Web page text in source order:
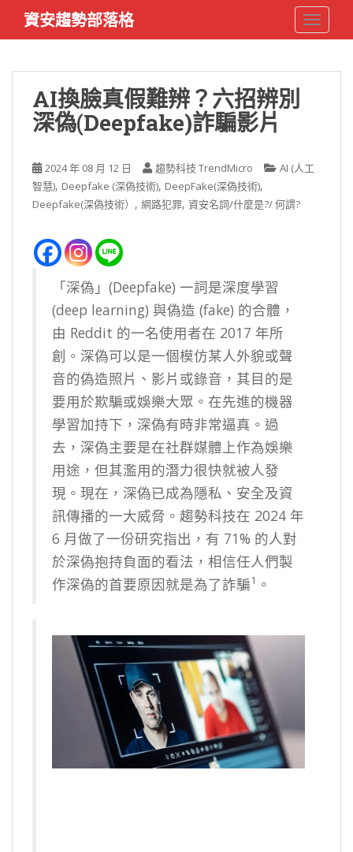
i
資安趨勢部落格
AI換臉真假難辨？六招辨別
深偽(Deepfake)詐騙影片
2024 年 08 月 12 日 趨勢科技 TrendMicro
AI (人工
智慧), Deepfake (深偽技術), DeepFake(深偽技術),
Deepfake(深偽技術） , 網路犯罪, 資安名詞/什麼是?/ 何謂?
「深偽」(Deepfake) 一詞是深度學習
(deep learning) 與偽造 (fake) 的合體，
由 Reddit 的一名使用者在 2017 年所
創。深偽可以是一個模仿某人外貌或聲
音的偽造照片、影片或錄音，其目的是
要用於欺騙或娛樂大眾。在先進的機器
學習加持下，深偽有時非常逼真。過
去，深偽主要是在社群媒體上作為娛樂
用途，但其濫用的潛力很快就被人發
現。現在，深偽已成為隱私、安全及資
訊傳播的一大威脅。趨勢科技在 2024 年
6 月做了一份研究指出，有 71% 的人對
於深偽抱持負面的看法，相信任人們製
作深偽的首要原因就是為了詐騙1 。